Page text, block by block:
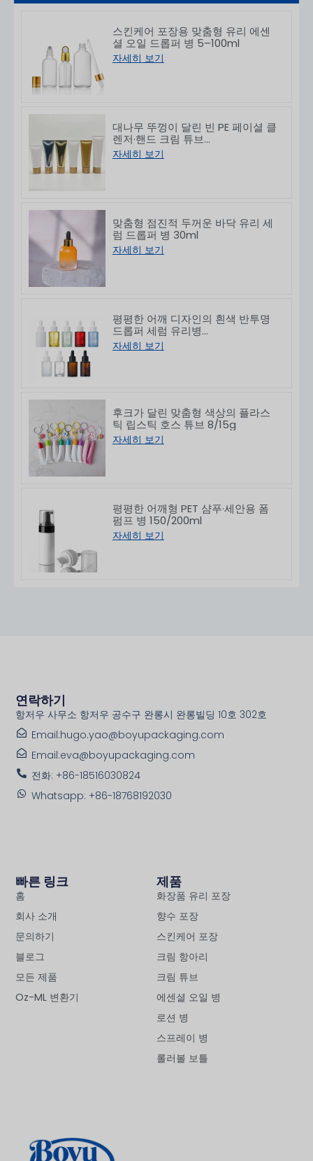
스킨케어 포장용 맞춤형 유리 에센
셜 오일 드롭퍼 병 5–100ml
자세히 보기
대나무 뚜껑이 달린 빈 PE 페이셜 클
렌저·핸드 크림 튜브
50/80/100/150g
자세히 보기
맞춤형 점진적 두꺼운 바닥 유리 세
럼 드롭퍼 병 30ml
자세히 보기
평평한 어깨 디자인의 흰색 반투명
드롭퍼 세럼 유리병
10/30/50/60/80/100ml
자세히 보기
후크가 달린 맞춤형 색상의 플라스
틱 립스틱 호스 튜브 8/15g
자세히 보기
평평한 어깨형 PET 샴푸·세안용 폼
펌프 병 150/200ml
자세히 보기
제품
화장품 유리 포장
향수 포장
스킨케어 포장
크림 항아리
크림 튜브
에센셜 오일 병
로션 병
스프레이 병
롤러볼 보틀
빠른 링크
홈
회사 소개
문의하기
블로그
모든 제품
Oz-ML 변환기
연락하기
항저우 사무소 항저우 공수구 완롱시 완롱빌딩 10호 302호
Email:hugo.yao@boyupackaging.com
Email:eva@boyupackaging.com
전화: +86-18516030824
Whatsapp: +86-18768192030